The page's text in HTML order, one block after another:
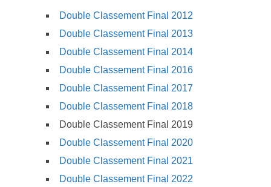
Double Classement Final 2012
Double Classement Final 2013
Double Classement Final 2014
Double Classement Final 2016
Double Classement Final 2017
Double Classement Final 2018
Double Classement Final 2019
Double Classement Final 2020
Double Classement Final 2021
Double Classement Final 2022